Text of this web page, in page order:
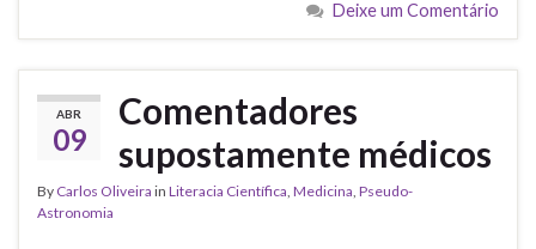
Deixe um Comentário
ABR
09
Comentadores
supostamente médicos
By Carlos Oliveira in Literacia Científica Medicina Pseudo-
Astronomia